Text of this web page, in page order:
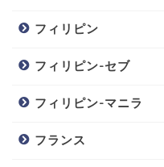
フィリピン
フィリピン-セブ
フィリピン-マニラ
フランス